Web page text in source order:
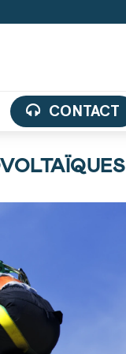
CONTACT